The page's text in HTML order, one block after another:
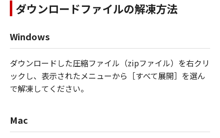
ダウンロードファイルの解凍方法
Windows
ダウンロードした圧縮ファイル（zipファイル）を右クリ
ックし、表示されたメニューから［すべて展開］を選ん
で解凍してください。
Mac